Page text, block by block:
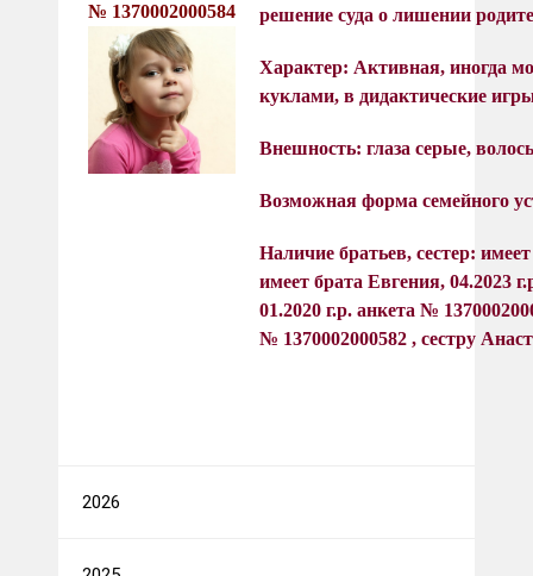
№ 1370002000584
решение суда о лишении
Характер: Активная, иногда
куклами, в дидактические
Внешность: глаза серые,
Возможная форма семейного
Наличие братьев, сестер:
имеет брата Евгения, 04.2023
01.2020 г.р. анкета №
№ 1370002000582 , сестру
2026